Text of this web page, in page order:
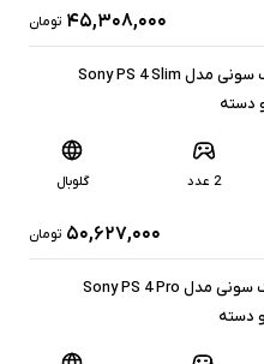
۴۵,۳۰۸,۰۰۰ تومان
کنسول بازی استوک سونی مدل Sony PS 4 Slim
2 عدد گلوبال
۵۰,۶۲۷,۰۰۰ تومان
کنسول بازی استوک سونی مدل Sony PS 4 Pro